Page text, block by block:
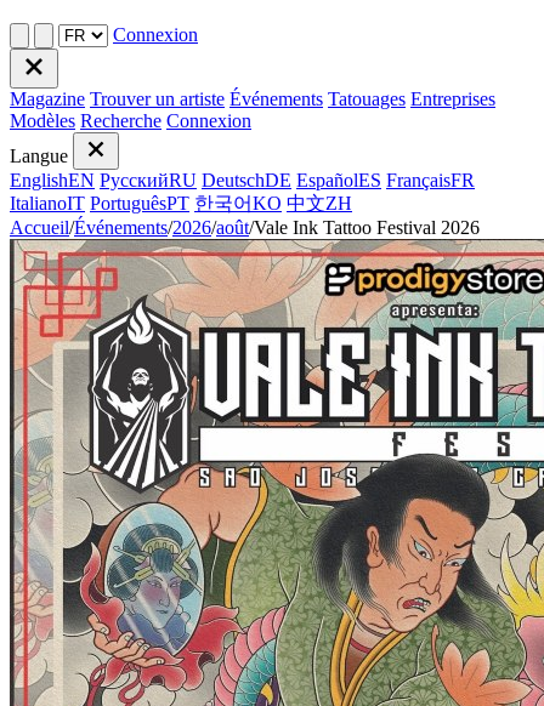
Connexion
Magazine Trouver un artiste Événements Tatouages Entreprises
Modèles Recherche Connexion
Langue
EnglishEN РусскийRU DeutschDE EspañolES FrançaisFR
ItalianoIT PortuguêsPT 한국어KO 中文ZH
Accueil/Événements/2026/août/Vale Ink Tattoo Festival 2026